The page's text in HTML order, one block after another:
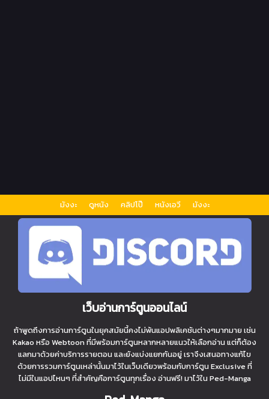
มังงะ ดูหนัง คลิปโป๊ หนังเอวี มังงะ
เว็บอ่านการ์ตูนออนไลน์
ถ้าพูดถึงการอ่านการ์ตูนในยุคสมัยนี้คงไม่พ้นแอปพลิเคชันต่างๆมากมาย เช่น
Kakao หรือ Webtoon ที่มีพร้อมการ์ตูนหลากหลายแนวให้เลือกอ่าน แต่ก็ต้อง
แลกมาด้วยค่าบริการรายตอน และยังแบ่งแยกกันอยู่ เราจึงเสนอทางแก้ไข
ด้วยการรวมการ์ตูนเหล่านั้นมาไว้ในเว็บเดียวพร้อมกับการ์ตูน Exclusive ที่
ไม่มีในแอปไหนๆ ที่สำคัญคือการ์ตูนทุกเรื่อง อ่านฟรี! มาไว้ใน Ped-Manga